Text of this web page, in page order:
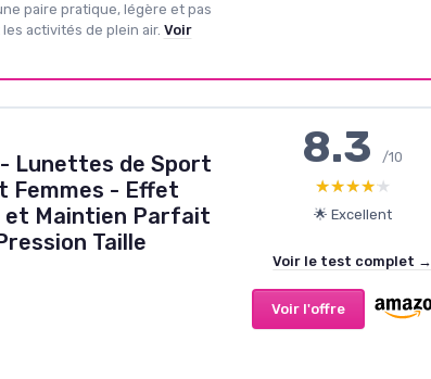
paire pratique, légère et pas
activités de plein air. Voir
Lunettes de Sport
Femmes - Effet
Maintien Parfait
Taille
8.3/10
★★★★★
★★★★★
🌟 Excellent
Voir le test complet →
Voir l'offre